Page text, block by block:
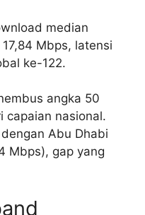
median
Mbps, latensi
ke-122.
angka 50
capaian nasional.
Abu Dhabi
Mbps), gap yang